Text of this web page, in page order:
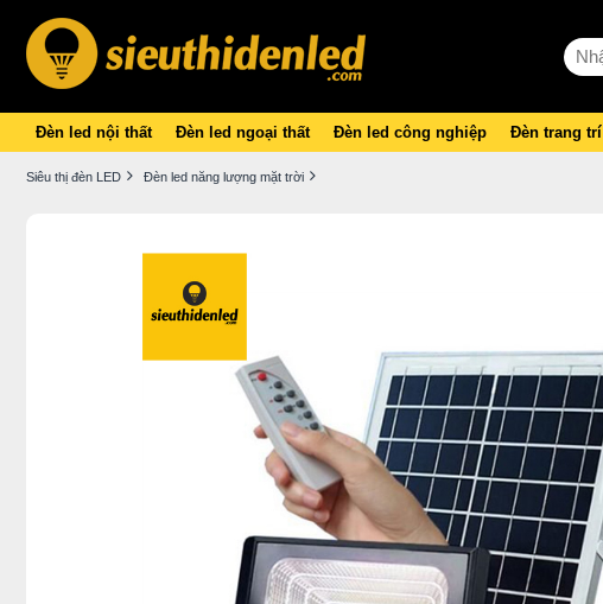
Đèn led nội thất Đèn led ngoại thất Đèn led công nghiệp Đèn trang trí
Siêu thị đèn LED Đèn led năng lượng mặt trời